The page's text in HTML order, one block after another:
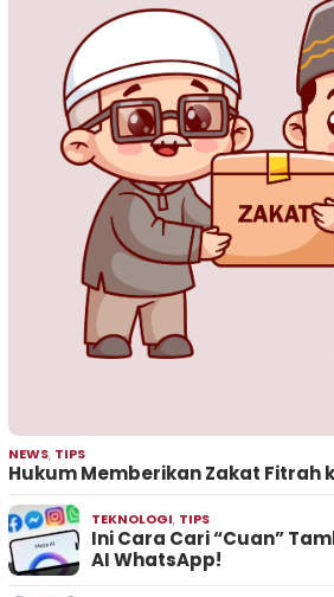
NEWS, TIPS
Hukum Memberikan Zakat Fitrah
TEKNOLOGI, TIPS
Ini Cara Cari “Cuan”
AI WhatsApp!